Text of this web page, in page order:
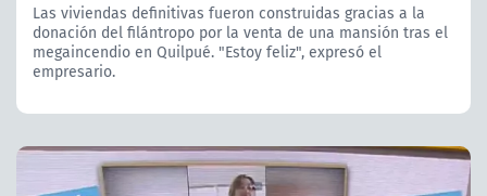
Las viviendas definitivas fueron construidas gracias a la
donación del filántropo por la venta de una mansión tras el
megaincendio en Quilpué. "Estoy feliz", expresó el
empresario.